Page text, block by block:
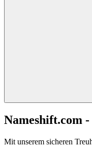
Nameshift.com
Mit unserem sicheren